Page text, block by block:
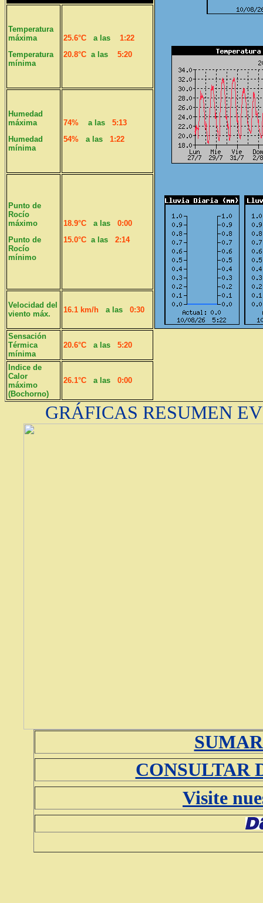
Temperatura
máxima
Temperatura
mínima
25.6°C a las
1:22
20.8°C a las 5:20
Humedad
máxima
Humedad
mínima
74% a las
5:13
54%
a las 1:22
Punto de
Rocío
máximo
Punto de
Rocío
mínimo
18.9°C a las
0:00
15.0°C a las 2:14
Velocidad del
viento máx.
16.1 km/h a las 0:30
Sensación
Térmica
mínima
20.6°C a las 5:20
Indice de
Calor
máximo
(Bochorno)
26.1°C a las 0:00
GRÁFICAS RESUMEN
CONSULTAR
Visite